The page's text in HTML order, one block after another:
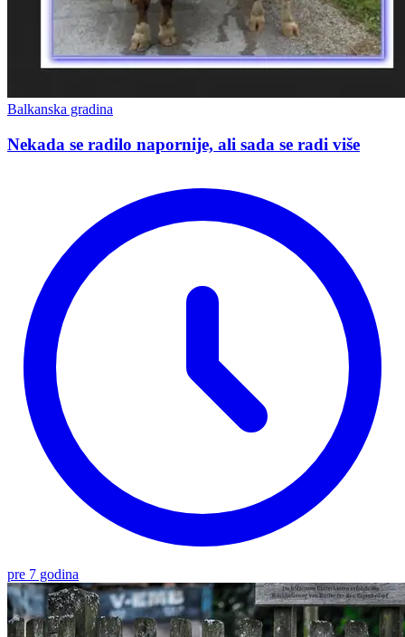
Balkanska gradina
Nekada se radilo napornije, ali sada se radi više
pre 7 godina